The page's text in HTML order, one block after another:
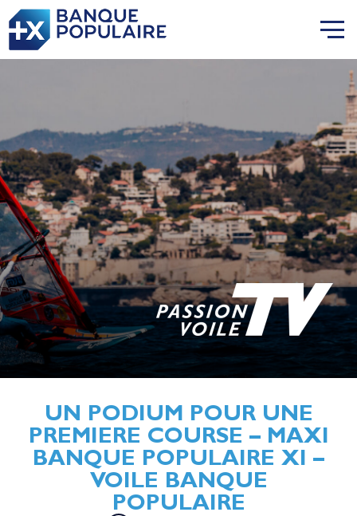
UN PODIUM POUR UNE
PREMIERE COURSE – MAXI
BANQUE POPULAIRE XI –
VOILE BANQUE
POPULAIRE